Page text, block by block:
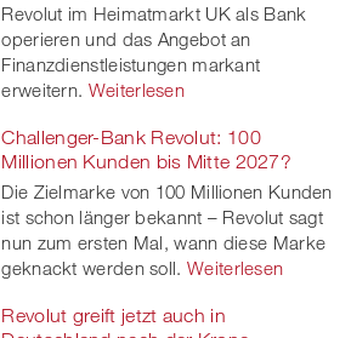
Revolut im Heimatmarkt UK als Bank
operieren und das Angebot an
Finanzdienstleistungen markant
erweitern. Weiterlesen
Challenger-Bank Revolut: 100
Millionen Kunden bis Mitte 2027?
Die Zielmarke von 100 Millionen Kunden
ist schon länger bekannt – Revolut sagt
nun zum ersten Mal, wann diese Marke
geknackt werden soll. Weiterlesen
Revolut greift jetzt auch in